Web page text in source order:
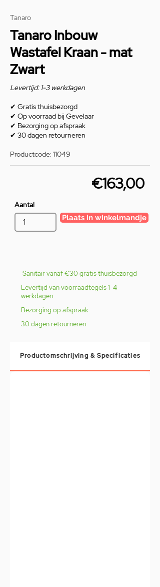
Tanaro
Tanaro Inbouw
Wastafel Kraan - mat
Zwart
Levertijd: 1-3 werkdagen
✔ Gratis thuisbezorgd
✔ Op voorraad bij Gevelaar
✔ Bezorging op afspraak
✔ 30 dagen retourneren
Productcode: 11049
€163,00
Aantal
Plaats in winkelmandje
Sanitair vanaf €30 gratis thuisbezorgd
Levertijd van voorraadtegels 1-4
werkdagen
Bezorging op afspraak
30 dagen retourneren
Productomschrijving & Specificaties